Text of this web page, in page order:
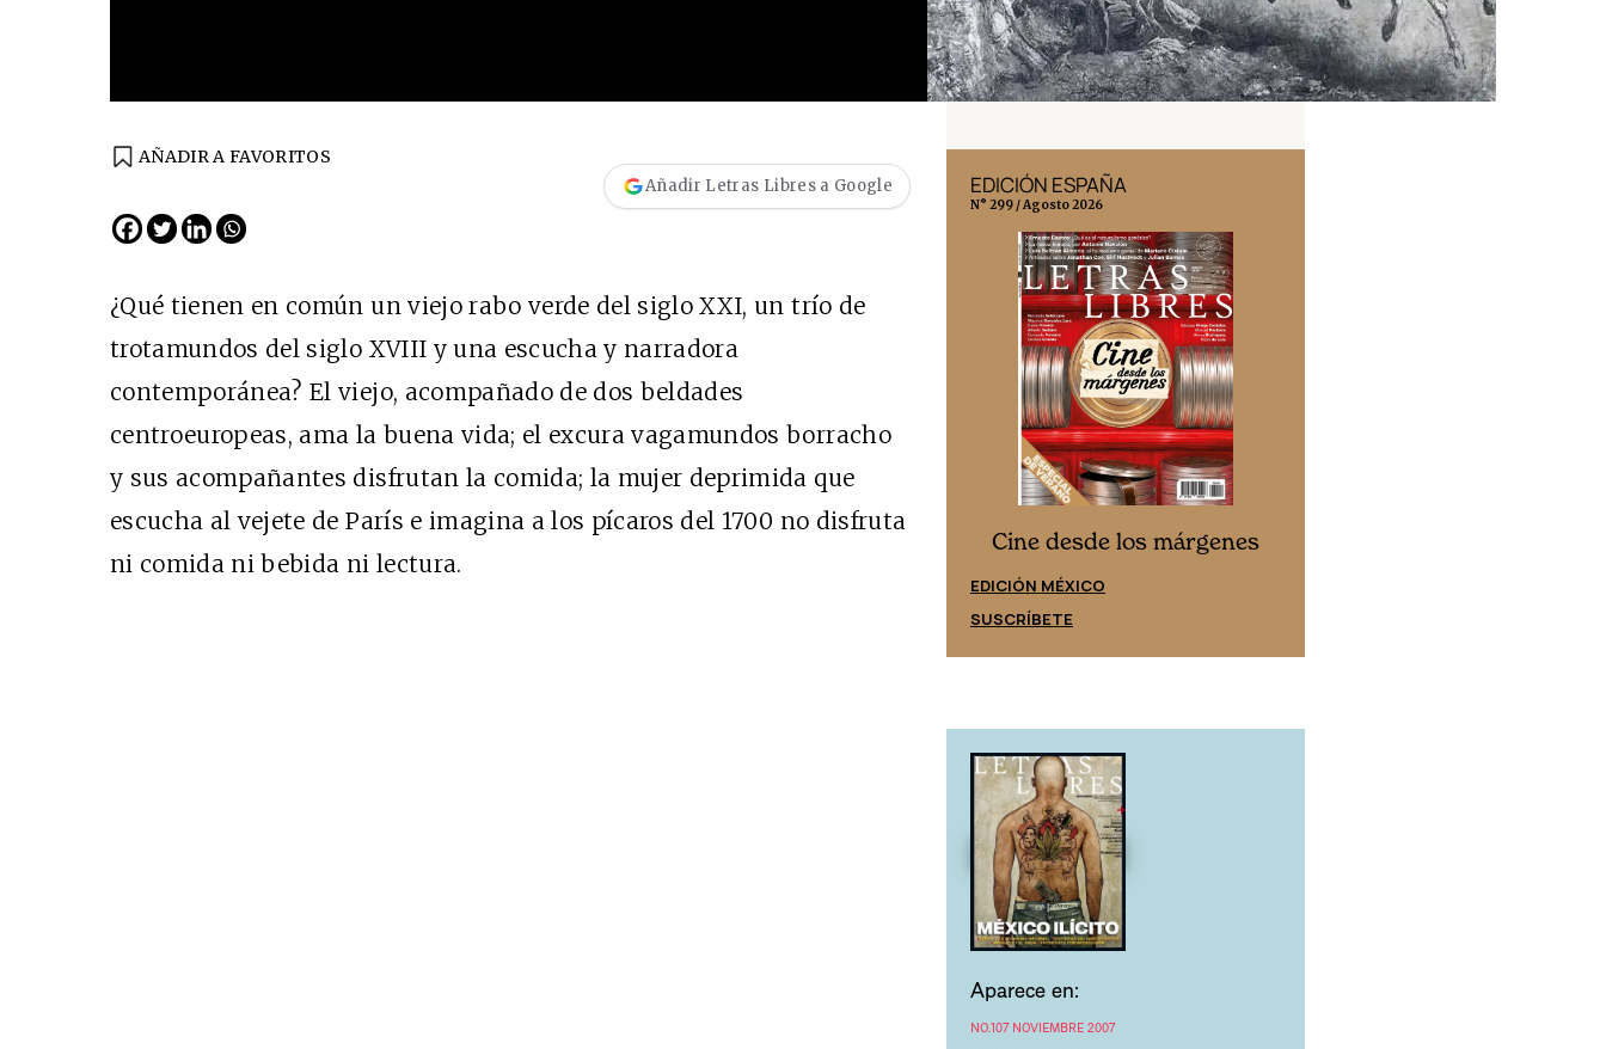
AÑADIR A FAVORITOS
Añadir Letras Libres a Google
¿Qué tienen en común un viejo rabo verde del siglo XXI, un trío de
trotamundos del siglo XVIII y una escucha y narradora
contemporánea? El viejo, acompañado de dos beldades
centroeuropeas, ama la buena vida; el excura vagamundos borracho
y sus acompañantes disfrutan la comida; la mujer deprimida que
escucha al vejete de París e imagina a los pícaros del 1700 no disfruta
ni comida ni bebida ni lectura.
Cine desde los márgenes
EDICIÓN MÉXICO
N° 332 / Agosto 2026
Cine desde los márgenes
EDICIÓN ESPAÑA
N° 299 / Agosto 2026
Cine desde los márgenes
EDICIÓN MÉXICO
SUSCRÍBETE
Aparece en:
NO.107 NOVIEMBRE 2007